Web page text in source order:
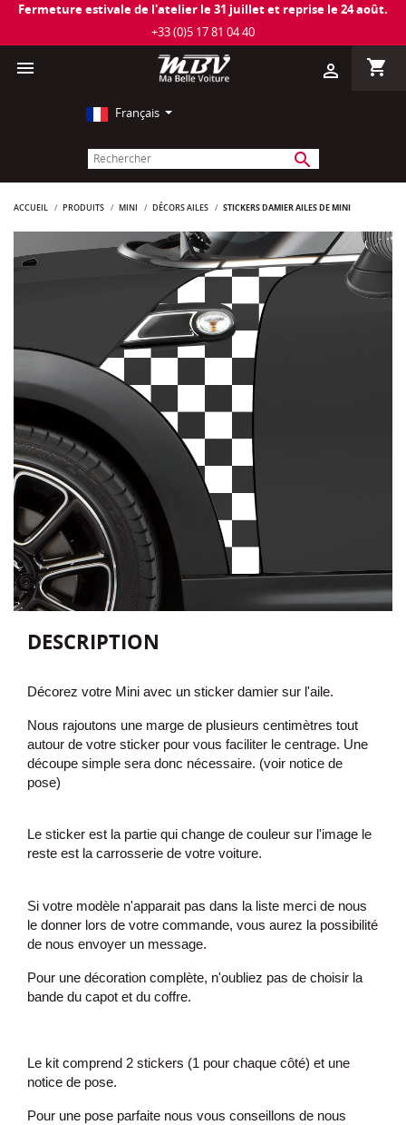
Fermeture estivale de l'atelier le 31 juillet et reprise le 24 août.
+33 (0)5 17 81 04 40
 shopping_cart
person_outline
Français
search
ACCUEIL PRODUITS MINI DÉCORS AILES STICKERS DAMIER AILES DE MINI
DESCRIPTION
Décorez votre Mini avec un sticker damier sur l'aile.
Nous rajoutons une marge de plusieurs centimètres tout
autour de votre sticker pour vous faciliter le centrage. Une
découpe simple sera donc nécessaire. (voir notice de
pose)
Le sticker est la partie qui change de couleur sur l'image le
reste est la carrosserie de votre voiture.
Si votre modèle n'apparait pas dans la liste merci de nous
le donner lors de votre commande, vous aurez la possibilité
de nous envoyer un message.
Pour une décoration complète, n'oubliez pas de choisir la
bande du capot et du coffre.
Le kit comprend 2 stickers (1 pour chaque côté) et une
notice de pose.
Pour une pose parfaite nous vous conseillons de nous